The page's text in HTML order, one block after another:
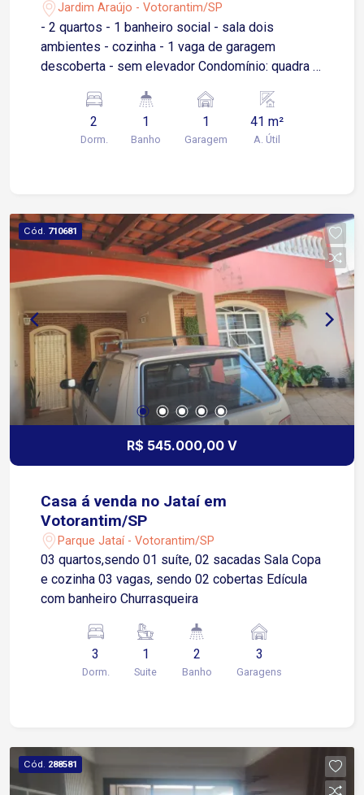
Jardim Araújo - Votorantim/SP
- 2 quartos - 1 banheiro social - sala dois
ambientes - cozinha - 1 vaga de garagem
descoberta - sem elevador Condomínio: quadra 3
2
Dorm.
1
Banho
1
Garagem
41 m²
A. Útil
Cód. 710681
R$ 545.000,00 V
Casa á venda no Jataí em
Votorantim/SP
Parque Jataí - Votorantim/SP
03 quartos,sendo 01 suíte, 02 sacadas Sala Copa
e cozinha 03 vagas, sendo 02 cobertas Edícula
com banheiro Churrasqueira
3
Dorm.
1
Suite
2
Banho
3
Garagens
Cód. 288581